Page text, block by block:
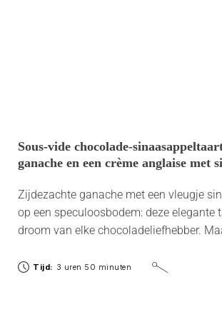
Sous-vide chocolade-
ganache en een crème anglaise met
Zijdezachte ganache met een vleugje
op een speculoosbodem: deze elegante
droom van elke chocoladeliefhebber.
anglaise met sinaasappel.
Tijd: 3 uren 50 minuten